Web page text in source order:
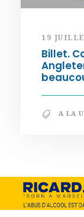
19
Billet.
A LA